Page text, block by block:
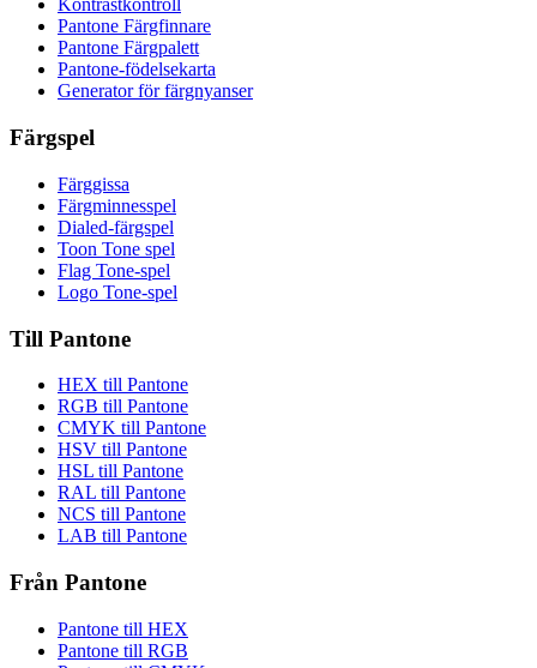
Kontrastkontroll
Pantone Färgfinnare
Pantone Färgpalett
Pantone-födelsekarta
Generator för färgnyanser
Färgspel
Färggissa
Färgminnesspel
Dialed-färgspel
Toon Tone spel
Flag Tone-spel
Logo Tone-spel
Till Pantone
HEX till Pantone
RGB till Pantone
CMYK till Pantone
HSV till Pantone
HSL till Pantone
RAL till Pantone
NCS till Pantone
LAB till Pantone
Från Pantone
Pantone till HEX
Pantone till RGB